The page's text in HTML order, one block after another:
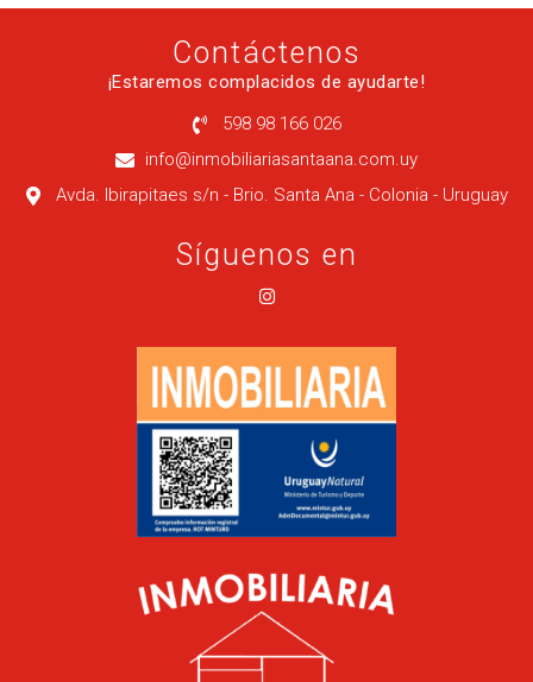
Contáctenos
¡Estaremos complacidos de ayudarte!
598 98 166 026
info@inmobiliariasantaana.com.uy
Avda. Ibirapitaes s/n - Brio. Santa Ana - Colonia - Uruguay
Síguenos en